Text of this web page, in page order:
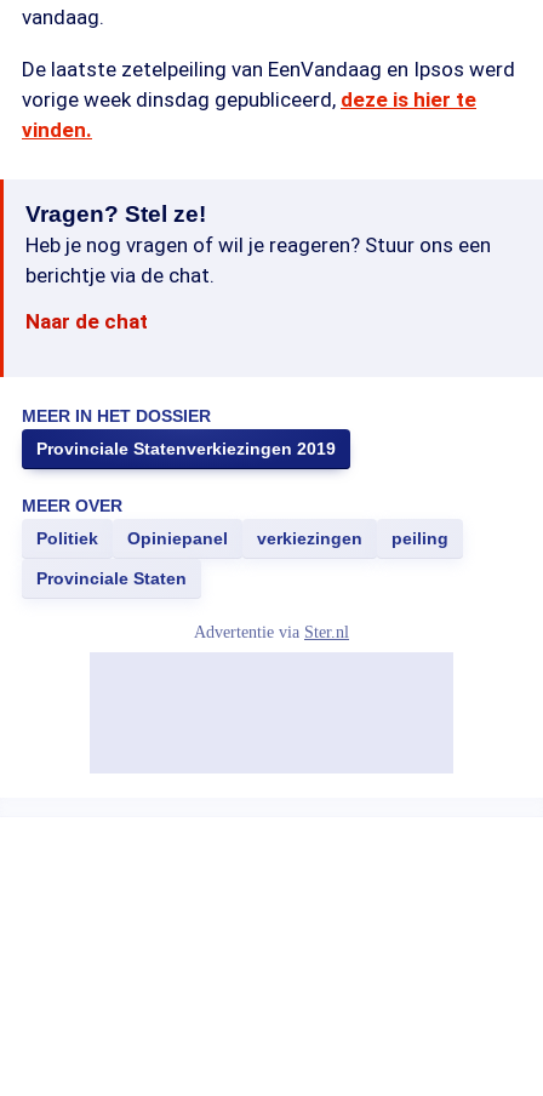
vandaag.
De laatste zetelpeiling van EenVandaag en Ipsos werd
vorige week dinsdag gepubliceerd, deze is hier te
vinden.
Vragen? Stel ze!
Heb je nog vragen of wil je reageren? Stuur ons een
berichtje via de chat.
Naar de chat
MEER IN HET DOSSIER
Provinciale Statenverkiezingen 2019
MEER OVER
Politiek
Opiniepanel verkiezingen peiling
Provinciale Staten
Advertentie via Ster.nl